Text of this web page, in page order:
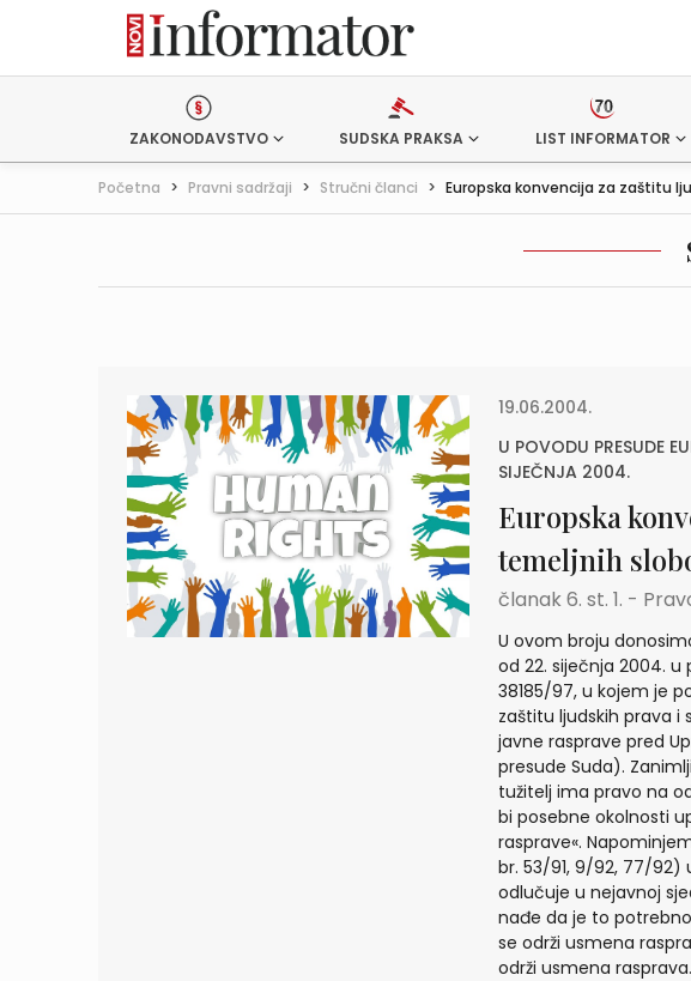
ZAKONODAVSTVO SUDSKA PRAKSA LIST INFORMATOR
Početna > Pravni sadržaji > Stručni članci > Europska konvencija za zaštitu
19.06.2004.
U POVODU PRESUDE
SIJEČNJA 2004.
Europska
temeljnih
članak 6. st. 1. -
U ovom broju
od 22. siječnja 2004.
38185/97, u kojem je
zaštitu ljudskih prava i
javne rasprave pred
presude Suda).
tužitelj ima pravo na
bi posebne okolnosti
rasprave«.
br. 53/91, 9/92, 77/
odlučuje u nejavnoj
nađe da je to
se održi usmena
održi usmena rasprava.